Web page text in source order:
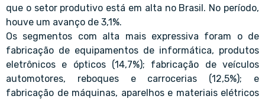
que o setor produtivo está em alta no Brasil. No período,
houve um avanço de 3,1%.
Os segmentos com alta mais expressiva foram o de
fabricação de equipamentos de informática, produtos
eletrônicos e ópticos (14,7%); fabricação de veículos
automotores, reboques e carrocerias (12,5%); e
fabricação de máquinas, aparelhos e materiais elétricos